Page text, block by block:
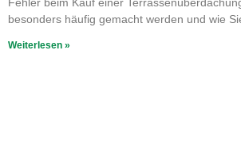
besonders häufig gemacht werden und wie
Weiterlesen »